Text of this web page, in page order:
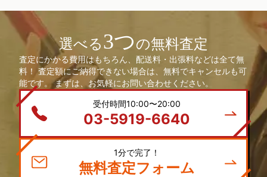
選べる3つの無料査定
査定にかかる費用はもちろん、配送料・出張料などは全て無
料！ 査定額にご納得できない場合は、無料でキャンセルも可
能です。 まずは、お気軽にお問い合わせください。
03-5919-6640
1分で完了！
無料査定フォーム